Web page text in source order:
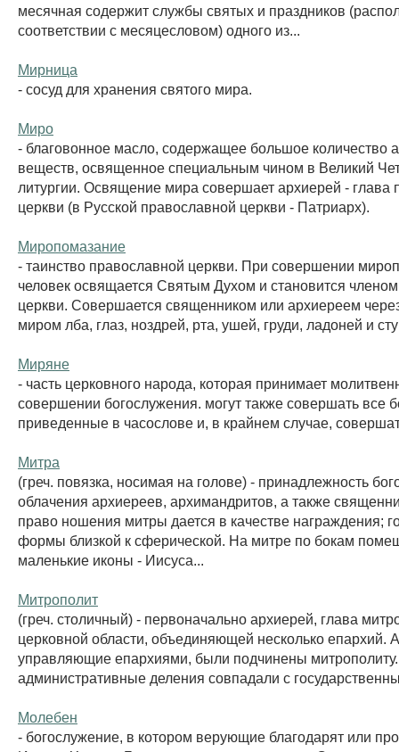
месячная содержит службы святых и праздников
соответствии с месяцесловом) одного из...
Мирница
- сосуд для хранения святого мира.
Миро
- благовонное масло, содержащее большое количество
веществ, освященное специальным чином в Великий
литургии. Освящение мира совершает архиерей - глава
церкви (в Русской православной церкви - Патриарх).
Миропомазание
- таинство православной церкви. При совершении
человек освящается Святым Духом и становится
церкви. Совершается священником или архиереем
миром лба, глаз, ноздрей, рта, ушей, груди, ладоней и
Миряне
- часть церковного народа, которая принимает
совершении богослужения. могут также совершать все
приведенные в часослове и, в крайнем случае,
Митра
(греч. повязка, носимая на голове) - принадлежность
облачения архиереев, архимандритов, а также
право ношения митры дается в качестве награждения;
формы близкой к сферической. На митре по бокам
маленькие иконы - Иисуса...
Митрополит
(греч. столичный) - первоначально архиерей, глава
церковной области, объединяющей несколько епархий.
управляющие епархиями, были подчинены митрополиту.
административные деления совпадали с
Молебен
- богослужение, в котором верующие благодарят или